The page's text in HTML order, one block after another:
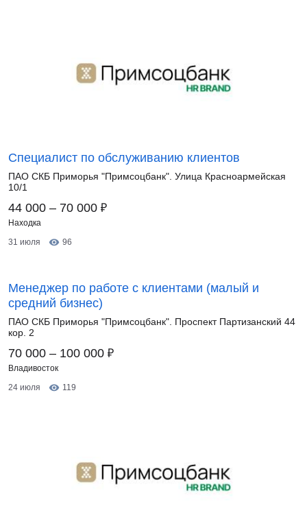
Специалист по обслуживанию клиентов
ПАО СКБ Приморья "Примсоцбанк". Улица Красноармейская
10/1
44 000 – 70 000 ₽
Находка
31 июля
96
Менеджер по работе с клиентами (малый и
средний бизнес)
ПАО СКБ Приморья "Примсоцбанк". Проспект Партизанский 44
кор. 2
70 000 – 100 000 ₽
Владивосток
24 июля
119